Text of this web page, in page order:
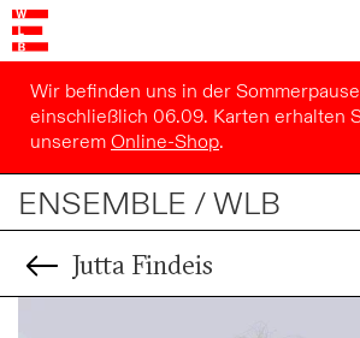
Wir befinden uns in der
einschließlich 06.09. Karten erhalten
unseremOnline-Shop.
ENSEMBLE / WLB
Jutta Findeis